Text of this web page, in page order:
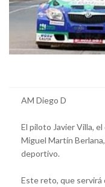
AM Diego D
El piloto Javier Villa,
Miguel Martín
deportivo.
Este reto, que servirá